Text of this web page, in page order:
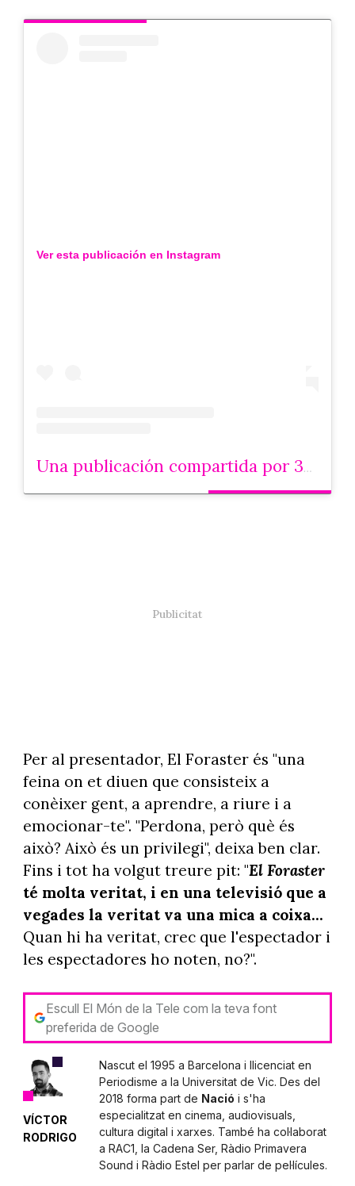
Ver esta publicación en Instagram
Una publicación compartida por 3Cat (@som3cat)
Per al presentador, El Foraster és "una
feina on et diuen que consisteix a
conèixer gent, a aprendre, a riure i a
emocionar-te". "Perdona, però què és
això? Això és un privilegi", deixa ben clar.
Fins i tot ha volgut treure pit: "El Foraster
té molta veritat, i en una televisió que a
vegades la veritat va una mica a coixa...
Quan hi ha veritat, crec que l'espectador i
les espectadores ho noten, no?".
Escull El Món de la Tele com la teva font
preferida de Google
VÍCTOR
RODRIGO
Nascut el 1995 a Barcelona i llicenciat en
Periodisme a la Universitat de Vic. Des del
2018 forma part de Nació i s'ha
especialitzat en cinema, audiovisuals,
cultura digital i xarxes. També ha col·laborat
a RAC1, la Cadena Ser, Ràdio Primavera
Sound i Ràdio Estel per parlar de pel·lícules.